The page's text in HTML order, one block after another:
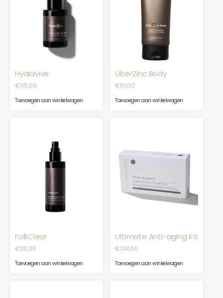
Hyalavive
€115,00
Toevoegen aan winkelwagen
ÜberZinc Body
€51,00
Toevoegen aan winkelwagen
FolliClear
€35,00
Toevoegen aan winkelwagen
Ultimate Anti-aging Kit
€124,50
Toevoegen aan winkelwagen